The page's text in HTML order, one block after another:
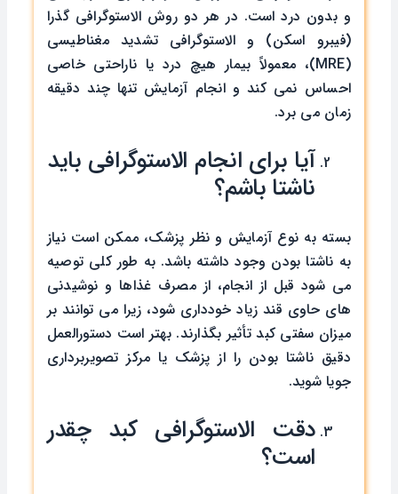
و بدون درد است. در هر دو روش الاستوگرافی گذرا
(فیبرو اسکن) و الاستوگرافی تشدید مغناطیسی
(MRE)، معمولاً بیمار هیچ درد یا ناراحتی خاصی
احساس نمی ‌کند و انجام آزمایش تنها چند دقیقه
زمان می ‌برد.
آیا برای انجام الاستوگرافی باید
ناشتا باشم؟
بسته به نوع آزمایش و نظر پزشک، ممکن است نیاز
به ناشتا بودن وجود داشته باشد. به‌ طور کلی توصیه
می ‌شود قبل از انجام، از مصرف غذاها و نوشیدنی‌
های حاوی قند زیاد خودداری شود، زیرا می ‌توانند بر
میزان سفتی کبد تأثیر بگذارند. بهتر است دستورالعمل
دقیق ناشتا بودن را از پزشک یا مرکز تصویربرداری
جویا شوید.
دقت الاستوگرافی کبد چقدر
است؟